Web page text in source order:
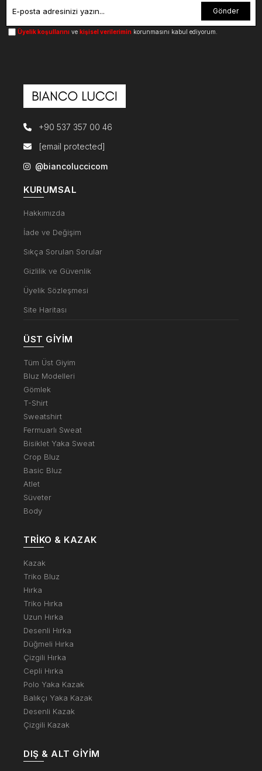
Gönder
Üyelik koşullarını ve kişisel verilerimin korunmasını kabul ediyorum.
+90 537 357 00 46
[email protected]
@biancoluccicom
KURUMSAL
Hakkımızda
İade ve Değişim
Sıkça Sorulan Sorular
Gizlilik ve Güvenlik
Üyelik Sözleşmesi
Site Haritası
ÜST GIYIM
Tüm Üst Giyim
Bluz Modelleri
Gömlek
T-Shirt
Sweatshirt
Fermuarlı Sweat
Bisiklet Yaka Sweat
Crop Bluz
Basic Bluz
Atlet
Süveter
Body
TRIKO & KAZAK
Kazak
Triko Bluz
Hırka
Triko Hırka
Uzun Hırka
Desenli Hırka
Düğmeli Hırka
Çizgili Hırka
Cepli Hırka
Polo Yaka Kazak
Balıkçı Yaka Kazak
Desenli Kazak
Çizgili Kazak
DIŞ & ALT GIYIM